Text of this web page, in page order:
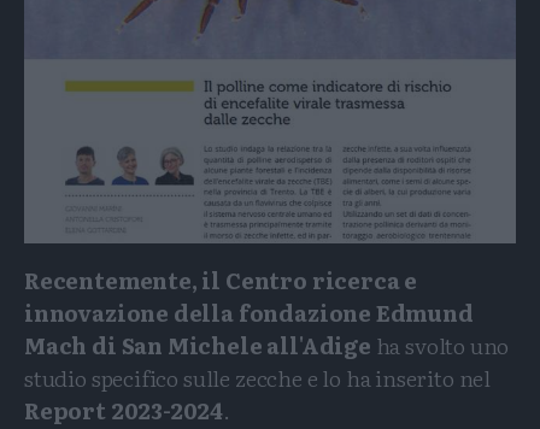
Recentemente, il Centro ricerca e
innovazione della fondazione Edmund
Mach di San Michele all'Adige ha svolto uno
studio specifico sulle zecche e lo ha inserito nel
Report 2023-2024.